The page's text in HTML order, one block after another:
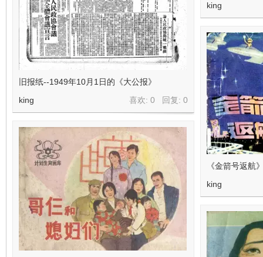
旧报纸--1949年10月1日的《大公报》
喜欢: 0 回复: 0
king
king
《金箭号返航
king